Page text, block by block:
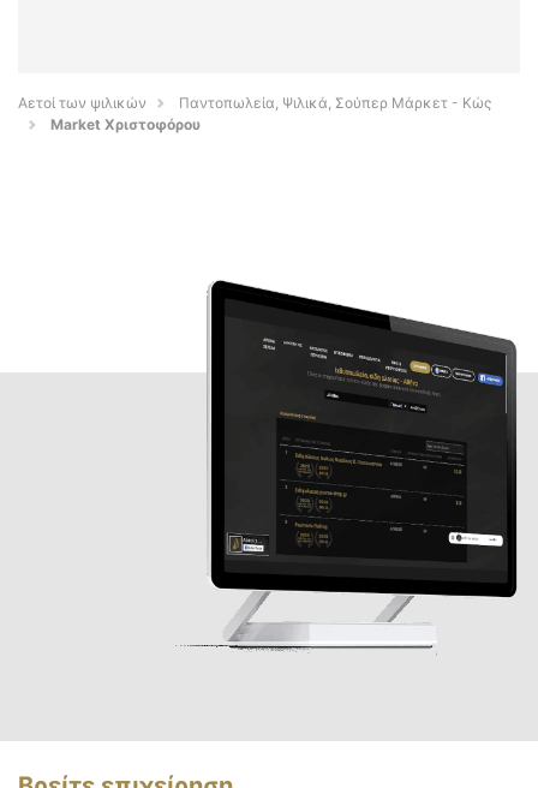
Αετοί των ψιλικών
Παντοπωλεία, Ψιλικά, Σούπερ Μάρκετ - Κώς
Market Χριστοφόρου